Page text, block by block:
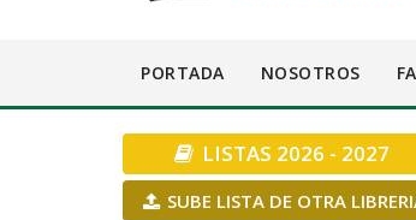
PORTADA NOSOTROS
LISTAS 2026 - 2027
SUBE LISTA DE OTRA